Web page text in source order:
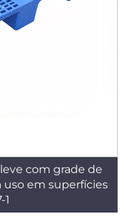
com grade de
uso em superfícies
1